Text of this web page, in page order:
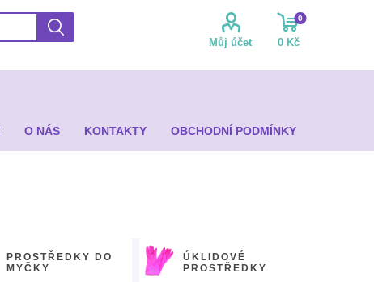
Můj účet
0
0 Kč
O NÁS KONTAKTY OBCHODNÍ PODMÍNKY
PROSTŘEDKY DO
MYČKY
ÚKLIDOVÉ
PROSTŘEDKY